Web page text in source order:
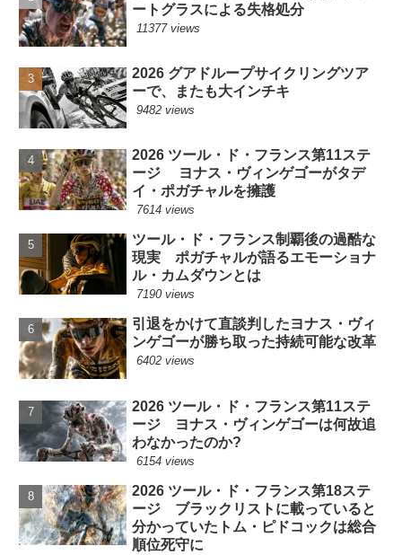
ートグラスによる失格処分
11377 views
2026 グアドループサイクリングツア
ーで、またも大インチキ
9482 views
2026 ツール・ド・フランス第11ステ
ージ ヨナス・ヴィンゲゴーがタデ
イ・ポガチャルを擁護
7614 views
ツール・ド・フランス制覇後の過酷な
現実 ポガチャルが語るエモーショナ
ル・カムダウンとは
7190 views
引退をかけて直談判したヨナス・ヴィ
ンゲゴーが勝ち取った持続可能な改革
6402 views
2026 ツール・ド・フランス第11ステ
ージ ヨナス・ヴィンゲゴーは何故追
わなかったのか?
6154 views
2026 ツール・ド・フランス第18ステ
ージ ブラックリストに載っていると
分かっていたトム・ピドコックは総合
順位死守に